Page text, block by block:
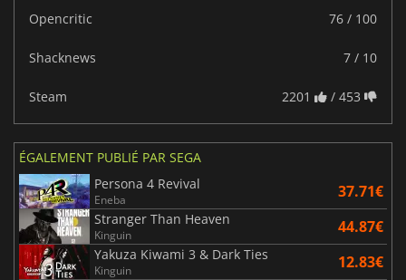
Opencritic
76 / 100
Shacknews 7 / 10
Steam 2201 / 453
ÉGALEMENT PUBLIÉ PAR SEGA
Persona 4 Revival
Eneba 37.71€
Stranger Than Heaven
Kinguin 44.87€
Yakuza Kiwami 3 & Dark Ties
Kinguin 12.83€